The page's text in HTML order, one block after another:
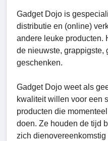
Gadget Dojo is
distributie en (online)
andere leuke producten.
de nieuwste, grappigste,
geschenken.
Gadget Dojo weet als
kwaliteit willen voor een
producten die
doen. Ze houden de tijd
zich dienovereenkomstig